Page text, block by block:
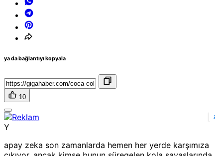
ya da bağlantıyı kopyala
10
i
Y
apay zeka son zamanlarda hemen her yerde karşımıza